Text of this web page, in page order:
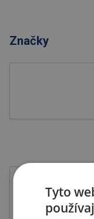
Značky
Tiskoviny
Tyto